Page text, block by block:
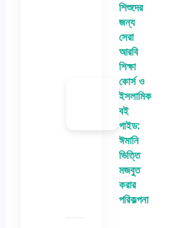
শিশুদের
জন্য
সেরা
আরবি
শিক্ষা
কোর্স ও
ইসলামিক
বই
গাইড:
ঈমানি
ভিত্তি
মজবুত
করার
পরিকল্পনা